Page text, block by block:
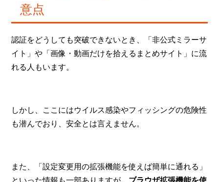
意点
認証をどうしても突破できないとき、「非公式ミラーサ
イト」や「画像・動画だけを拾えるまとめサイト」に流
れる人もいます。
しかし、ここにはウイルス感染やフィッシングの危険性
も潜んでおり、安全とは言えません。
また、「設定変更用の拡張機能を使えば簡単に通れる」